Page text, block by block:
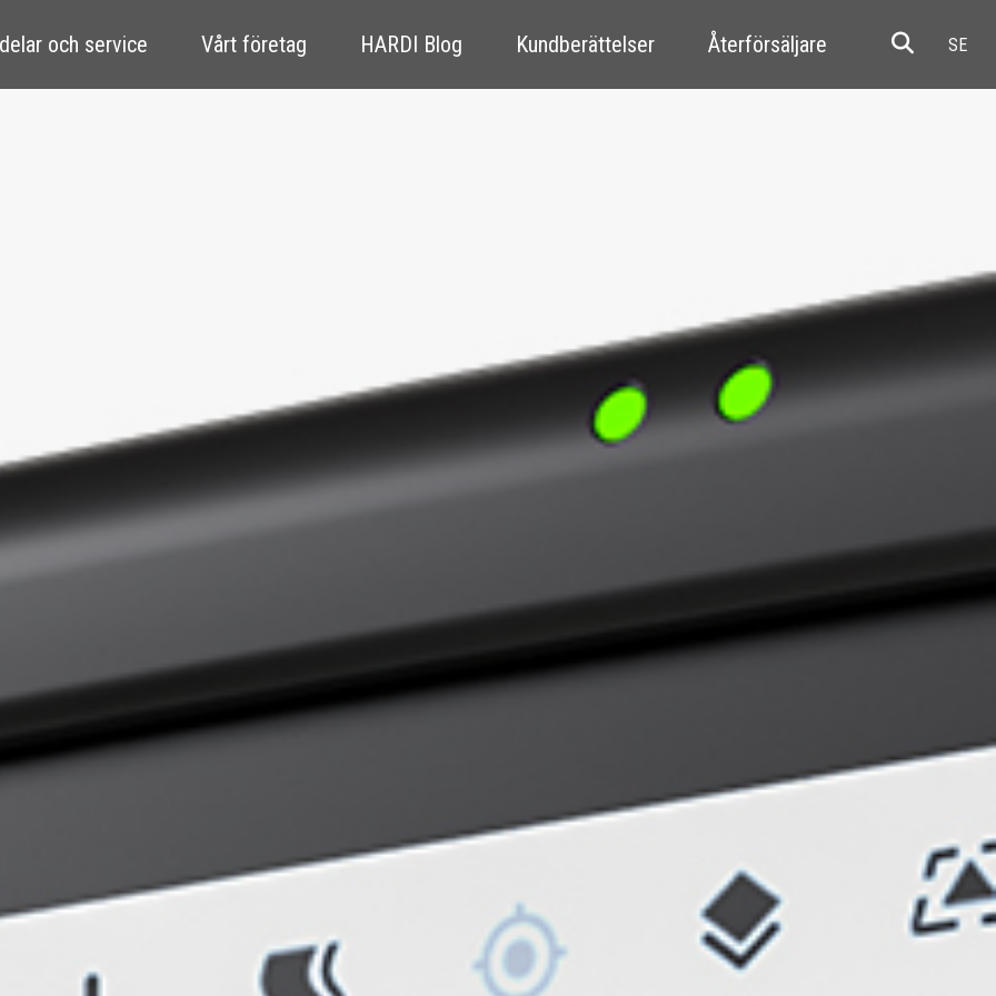
och service Vårt företag HARDI Blog Kundberättelser Återförsäljare Resale